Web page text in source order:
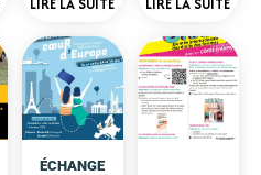
ÉCHANGE